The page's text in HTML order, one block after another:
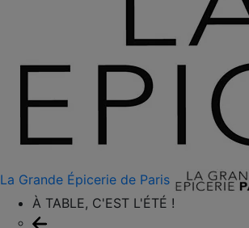
La Grande Épicerie de Paris
À TABLE, C'EST L'ÉTÉ !